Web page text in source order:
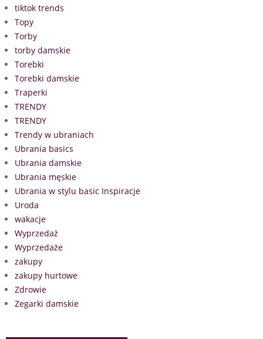
tiktok trends
Topy
Torby
torby damskie
Torebki
Torebki damskie
Traperki
TRENDY
TRENDY
Trendy w ubraniach
Ubrania basics
Ubrania damskie
Ubrania męskie
Ubrania w stylu basic Inspiracje
Uroda
wakacje
Wyprzedaż
Wyprzedaże
zakupy
zakupy hurtowe
Zdrowie
Zegarki damskie